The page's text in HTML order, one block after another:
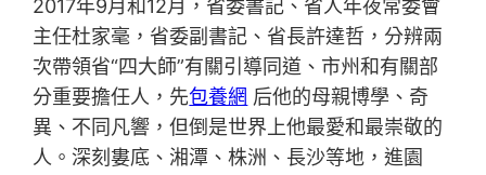
2017年9月和12月，省委書記、省人年夜常委會
主任杜家毫，省委副書記、省長許達哲，分辨兩
次帶領省“四大師”有關引導同道、市州和有關部
分重要擔任人，先包養網 后他的母親博學、奇
異、不同凡響，但倒是世界上他最愛和最崇敬的
人。深刻婁底、湘潭、株洲、長沙等地，進園